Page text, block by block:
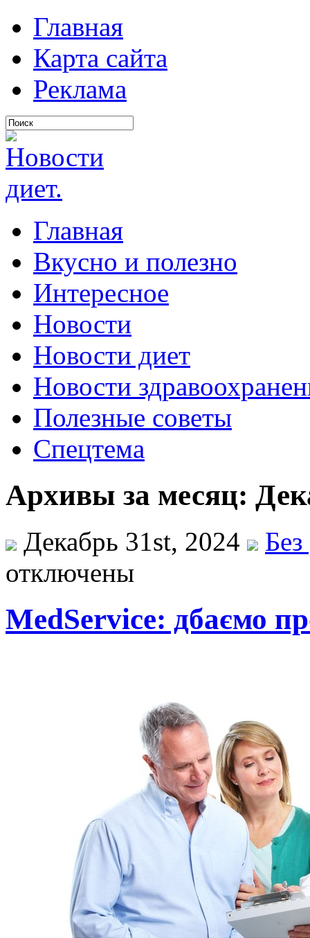
Главная
Карта сайта
Реклама
Главная
Вкусно и полезно
Интересное
Новости
Новости диет
Новости
Полезные советы
Спецтема
Архивы за месяц:
Декабрь 31st, 2024
отключены
MedService: дбаємо